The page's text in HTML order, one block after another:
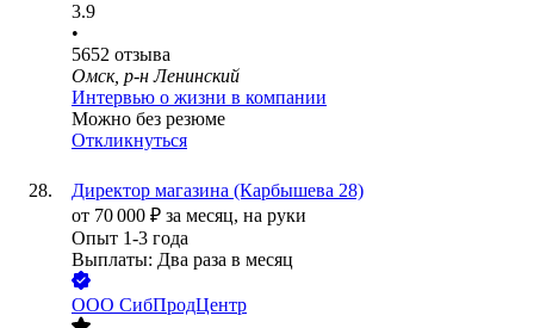
3.9
•
5652 отзыва
Омск, р-н Ленинский
Интервью о жизни в компании
Можно без резюме
Откликнуться
Директор магазина (Карбышева 28)
от 70 000 ₽ за месяц, на руки
Опыт 1-3 года
Выплаты: Два раза в месяц
ООО СибПродЦентр